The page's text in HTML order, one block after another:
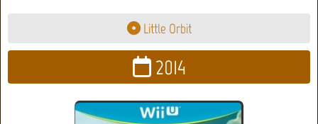
Little Orbit
2014